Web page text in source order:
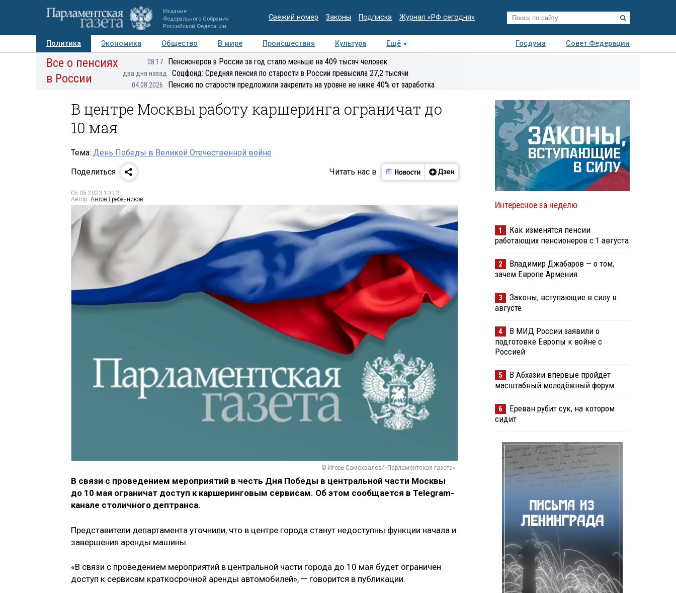
Издание
Федерального Собрания
Российской Федерации
Свежий номер Законы Подписка Журнал «РФ сегодня»
Политика Экономика Общество В мире Происшествия Культура Ещё Госдума
Совет Федерации
Авторы Персоны Мнения Регионы Медиацентр Интервью Колумнисты
Все о пенсиях
в России
08:17 Пенсионеров в России за год стало меньше на 409 тысяч человек
два дня назад Соцфонд: Средняя пенсия по старости в России превысила 27,2 тысячи
04.08.2026 Пенсию по старости предложили закрепить на уровне не ниже 40% от заработка
В центре Москвы работу каршеринга ограничат до
10 мая
Тема: День Победы в Великой Отечественной войне
Поделиться
Читать нас в
05.05.2023 10:13
Автор: Антон Гребенников
© Игорь Самохвалов/«Парламентская газета»
В связи с проведением мероприятий в честь Дня Победы в центральной части Москвы
до 10 мая ограничат доступ к каршеринговым сервисам. Об этом сообщается в Telegram-
канале столичного дептранса.
Представители департамента уточнили, что в центре города станут недоступны функции начала и
завершения аренды машины.
«В связи с проведением мероприятий в центральной части города до 10 мая будет ограничен
доступ к сервисам краткосрочной аренды автомобилей», — говорится в публикации.
Интересное за неделю
1
Как изменятся пенсии
работающих пенсионеров с 1 августа
2
Владимир Джабаров — о том,
зачем Европе Армения
3
Законы, вступающие в силу в
августе
4
В МИД России заявили о
подготовке Европы к войне с
Россией
5
В Абхазии впервые пройдёт
масштабный молодёжный форум
6
Ереван рубит сук, на котором
сидит